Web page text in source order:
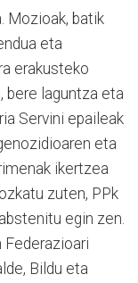
Mozioak, batik
eta
erakusteko
bere laguntza eta
Servini epaileak
eta
ikertzea
zuten, PPk
egin zen.
Federazioari
Bildu eta